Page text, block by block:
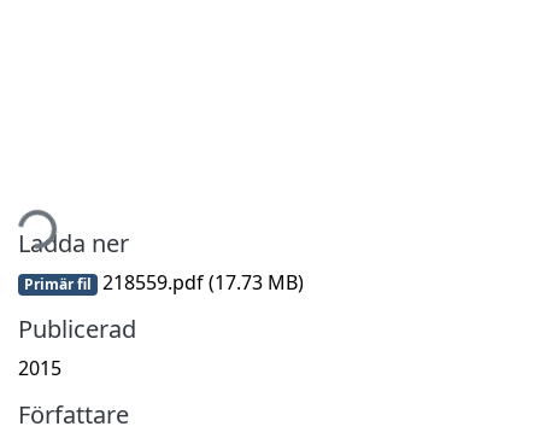
Ladda ner
Primär fil 218559.pdf(17.73 MB)
Publicerad
2015
Författare